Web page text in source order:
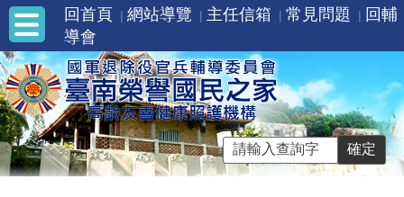
回首頁 網站導覽 主任信箱 常見問題
回輔
導會